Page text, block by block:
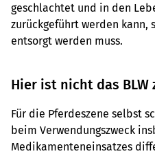
geschlachtet und in den
zurückgeführt werden kann,
entsorgt werden muss.
Hier ist nicht das BLW
Für die Pferdeszene selbst
beim Verwendungszweck
Medikamenteneinsatzes